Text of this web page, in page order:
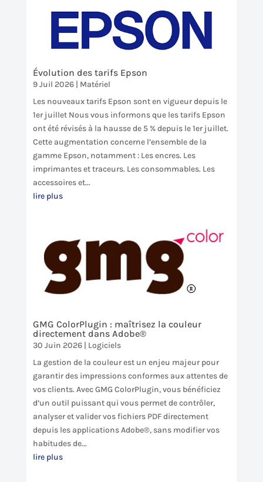
Évolution des tarifs Epson
9 Juil 2026| Matériel
Les nouveaux tarifs Epson sont en vigueur depuis le
1er juillet Nous vous informons que les tarifs Epson
ont été révisés à la hausse de 5 % depuis le 1er juillet.
Cette augmentation concerne l’ensemble de la
gamme Epson, notamment : Les encres. Les
imprimantes et traceurs. Les consommables. Les
accessoires et...
lire plus
GMG ColorPlugin : maîtrisez la couleur
directement dans Adobe®
30 Juin 2026| Logiciels
La gestion de la couleur est un enjeu majeur pour
garantir des impressions conformes aux attentes de
vos clients. Avec GMG ColorPlugin, vous bénéficiez
d’un outil puissant qui vous permet de contrôler,
analyser et valider vos fichiers PDF directement
depuis les applications Adobe®, sans modifier vos
habitudes de...
lire plus